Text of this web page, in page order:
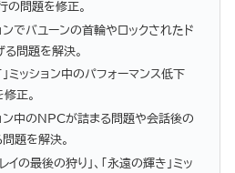
の問題を修正。
ンでバユーンの首輪やロックされたド
問題を解決。
ミッション中のパフォーマンス低下
正。
ョン中のNPCが詰まる問題や会話後の
題を解決。
レイの最後の狩り」、「永遠の輝き」ミッ